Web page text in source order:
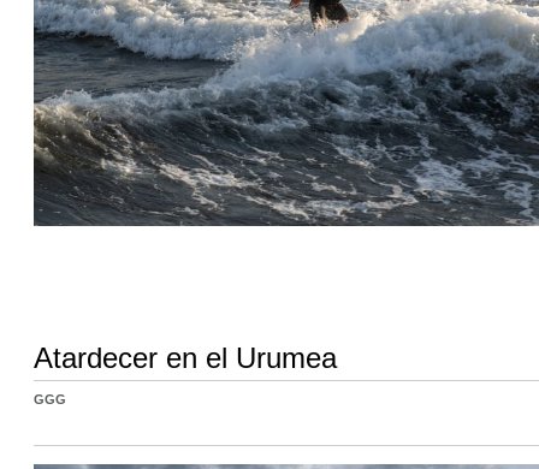
Atardecer en el Urumea
GGG